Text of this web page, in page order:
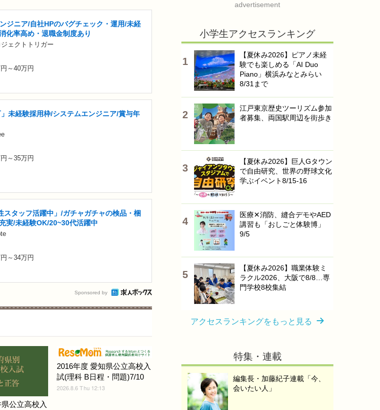
ジニア/自社HPのバグチェック・運用/未経
化率高め・退職金制度あり
ェクトトリガー
～40万円
」未経験採用枠/システムエンジニア/賞与年
～35万円
スタッフ活躍中」/ガチャガチャの検品・梱
実/未経験OK/20~30代活躍中
～34万円
Sponsored by
公立高校入
2016年度 愛知県公立高校入
試(理科 B日程・問題)7/10
2026.8.6 Thu 12:13
advertisement
小学生アクセスランキング
【夏休み2026】ピアノ未経
験でも楽しめる「AI Duo
Piano」横浜みなとみらい
8/31まで
江戸東京歴史ツーリズム参加
者募集、両国駅周辺を街歩き
【夏休み2026】巨人Gタウン
で自由研究、世界の野球文化
学ぶイベント8/15-16
医療✕消防、縫合デモやAED
講習も「おしごと体験博」
9/5
【夏休み2026】職業体験ミ
ラクル2026、大阪で8/8…専
門学校8校集結
アクセスランキングをもっと見る
特集・連載
編集長・加藤紀子連載「今、
会いたい人」